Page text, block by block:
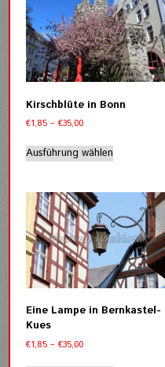
Kirschblüte in Bonn
€1,85 –€35,00Preisspanne:
bis
€35,00
Ausführung wählen
mehrere
Varianten
auf.
Die
Optionen
können
auf
Produktseite
Eine Lampe in Bernkastel-
Kues
€1,85 –€35,00Preisspanne:
Dieses